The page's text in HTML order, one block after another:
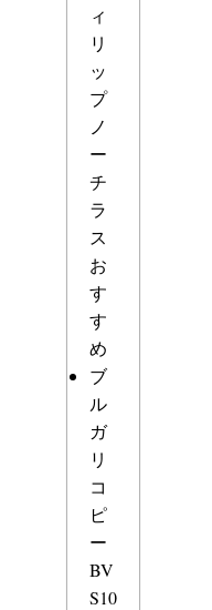
ィ
リ
ッ
プ
ノ
ー
チ
ラ
ス
お
す
す
め
ブ
ル
ガ
リ
コ
ピ
ー
BV
S10